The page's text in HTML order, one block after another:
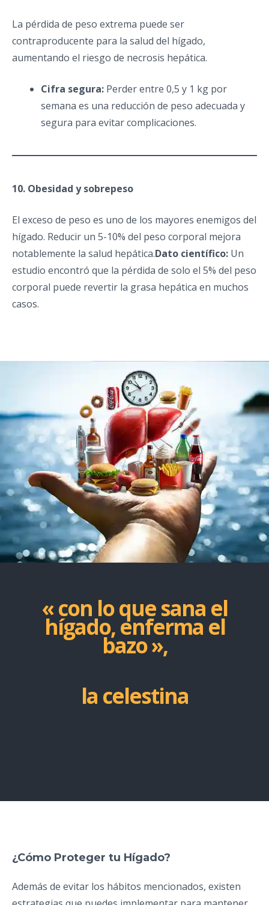
La pérdida de peso extrema puede ser
contraproducente para la salud del hígado,
aumentando el riesgo de necrosis hepática.
Cifra segura: Perder entre 0,5 y 1 kg por
semana es una reducción de peso adecuada y
segura para evitar complicaciones.
10. Obesidad y sobrepeso
El exceso de peso es uno de los mayores enemigos del
hígado. Reducir un 5-10% del peso corporal mejora
notablemente la salud hepática.Dato científico: Un
estudio encontró que la pérdida de solo el 5% del peso
corporal puede revertir la grasa hepática en muchos
casos.
« con lo que sana el
hígado, enferma el
bazo»,
la celestina
¿Cómo Proteger tu Hígado?
Además de evitar los hábitos mencionados, existen